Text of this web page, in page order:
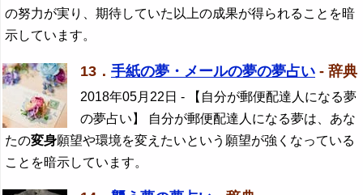
の努力が実り、期待していた以上の成果が得られることを暗
示しています。
13． 手紙の夢・メールの夢の夢占い - 辞典
2018年05月22日 - 【自分が郵便配達人になる夢
の夢占い】 自分が郵便配達人になる夢は、あな
たの変身願望や環境を変えたいという願望が強くなっている
ことを暗示しています。